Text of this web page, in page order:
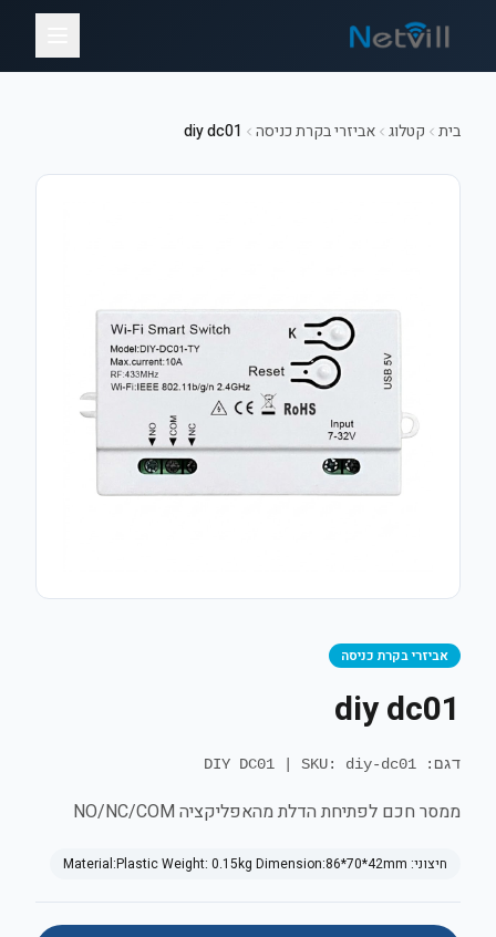
בית קטלוג אביזרי בקרת כניסה diy dc01
אביזרי בקרת כניסה
diy dc01
דגם: DIY DC01 SKU: diy-dc01
ממסר חכם לפתיחת הדלת מהאפליקציה NO/NC/COM
חיצוני: Material:Plastic Weight: 0.15kg Dimension:86*70*42mm